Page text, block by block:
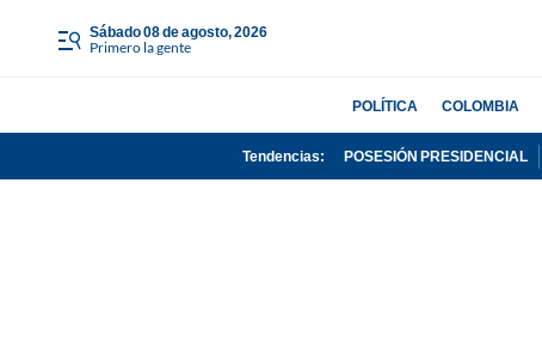
sábado 08 de agosto, 2026
Primero la gente
POLÍTICA COLOMBIA
Tendencias: POSESIÓN PRESIDENCIAL